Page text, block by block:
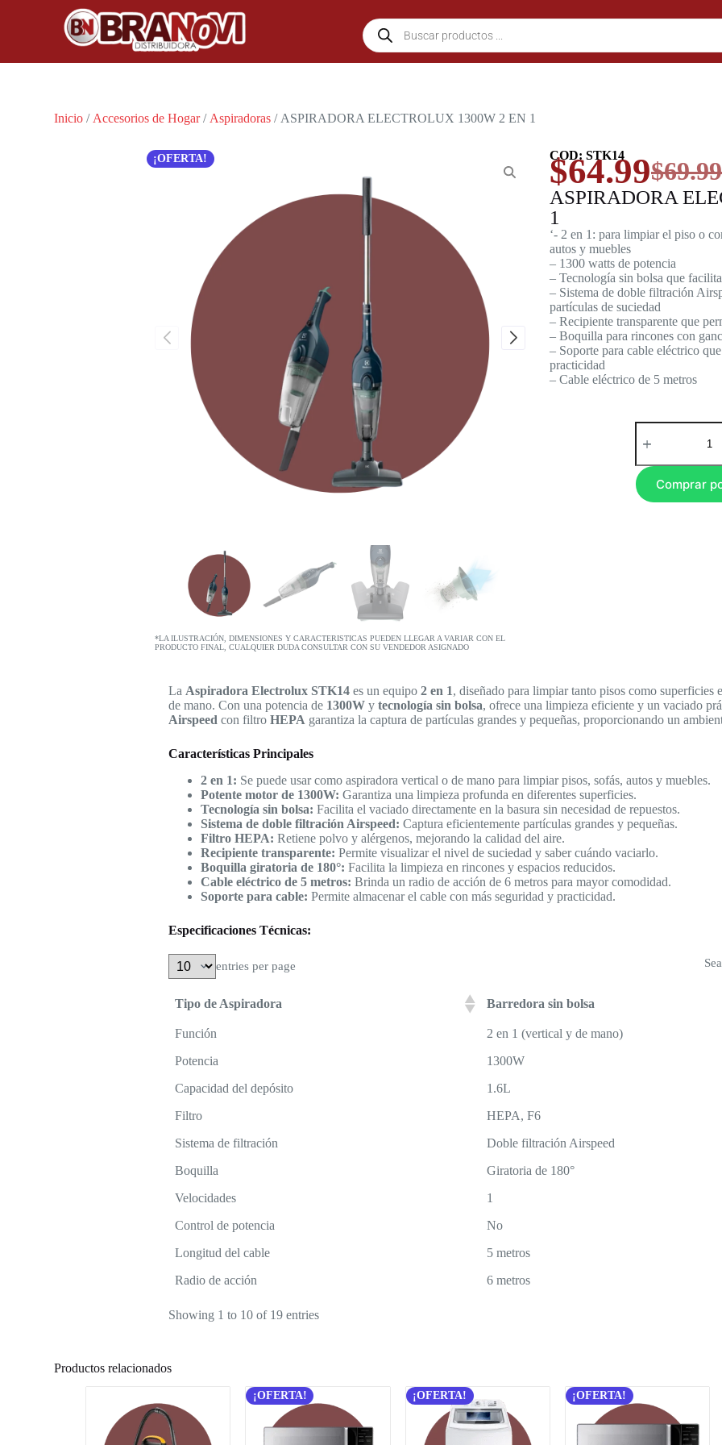
Inicio / Accesorios de Hogar/ Aspiradoras / ASPIRADORA ELECTROLUX 1300W 2 EN 1
¡OFERTA!
*LA ILUSTRACIÓN, DIMENSIONES Y CARACTERISTICAS PUEDEN LLEGAR A VARIAR CON EL
PRODUCTO FINAL, CUALQUIER DUDA CONSULTAR CON SU VENDEDOR ASIGNADO
COD: STK14
$69.99
$64.99
ASPIRADORA
1
‘- 2 en 1: para limpiar el piso o
autos y muebles
– 1300 watts de potencia
– Tecnología sin bolsa que
– Sistema de doble filtración
partículas de suciedad
– Recipiente transparente que
– Boquilla para rincones con
– Soporte para cable eléctrico
practicidad
– Cable eléctrico de 5 metros
Comprar
La Aspiradora Electrolux STK14es un equipo 2 en 1, diseñado para limpiar tanto pisos como superficies
de mano. Con una potencia de 1300Wy tecnología sin bolsa, ofrece una limpieza eficiente y un vaciado
Airspeed con filtro HEPA garantiza la captura de partículas grandes y pequeñas, proporcionando un
Características Principales
2 en 1: Se puede usar como aspiradora vertical o de mano para limpiar pisos, sofás, autos y muebles.
Potente motor de 1300W: Garantiza una limpieza profunda en diferentes superficies.
Tecnología sin bolsa: Facilita el vaciado directamente en la basura sin necesidad de repuestos.
Sistema de doble filtración Airspeed: Captura eficientemente partículas grandes y pequeñas.
Filtro HEPA: Retiene polvo y alérgenos, mejorando la calidad del aire.
Recipiente transparente: Permite visualizar el nivel de suciedad y saber cuándo vaciarlo.
Boquilla giratoria de 180°: Facilita la limpieza en rincones y espacios reducidos.
Cable eléctrico de 5 metros: Brinda un radio de acción de 6 metros para mayor comodidad.
Soporte para cable: Permite almacenar el cable con más seguridad y practicidad.
Especificaciones Técnicas:
entries per page
Tipo de Aspiradora Barredora sin bolsa
Función
2 en 1 (vertical y de mano)
Potencia
1300W
Capacidad del depósito
1.6L
Filtro
HEPA, F6
Sistema de filtración
Doble filtración Airspeed
Boquilla
Giratoria de 180°
Velocidades
1
Control de potencia
No
Longitud del cable
5 metros
Radio de acción
6 metros
Showing 1 to 10 of 19 entries
Productos relacionados
¡OFERTA! ¡OFERTA! ¡OFERTA!